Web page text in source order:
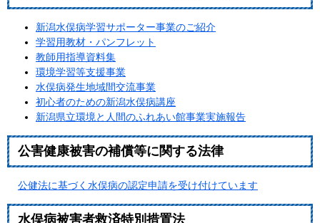
新潟水俣病学習サポーター事業のご紹介
学習用教材・パンフレット
教師用指導資料集
環境学習等支援事業
水俣病発生地域間交流事業
初心者のための新潟水俣病講座
新潟県立環境と人間のふれあい館事業実施報告
公害健康被害の補償等に関する法律
公健法に基づく水俣病の認定申請を受け付けています
水俣病被害者救済特別措置法